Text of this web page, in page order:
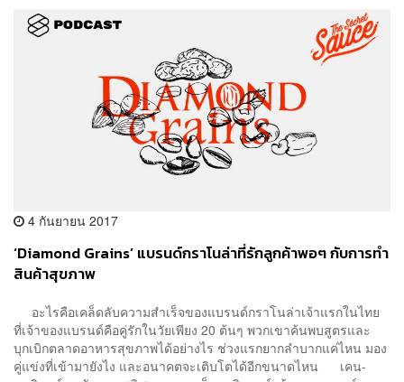
4 กันยายน 2017
‘Diamond Grains’ แบรนด์กราโนล่าที่รักลูกค้าพอๆ กับการทำ
สินค้าสุขภาพ
อะไรคือเคล็ดลับความสำเร็จของแบรนด์กราโนล่าเจ้าแรกในไทย
ที่เจ้าของแบรนด์คือคู่รักในวัยเพียง 20 ต้นๆ พวกเขาค้นพบสูตรและ
บุกเบิกตลาดอาหารสุขภาพได้อย่างไร ช่วงแรกยากลำบากแค่ไหน มอง
คู่แข่งที่เข้ามายังไง และอนาคตจะเติบโตได้อีกขนาดไหน เคน-